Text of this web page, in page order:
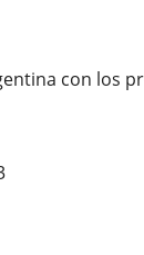
con los